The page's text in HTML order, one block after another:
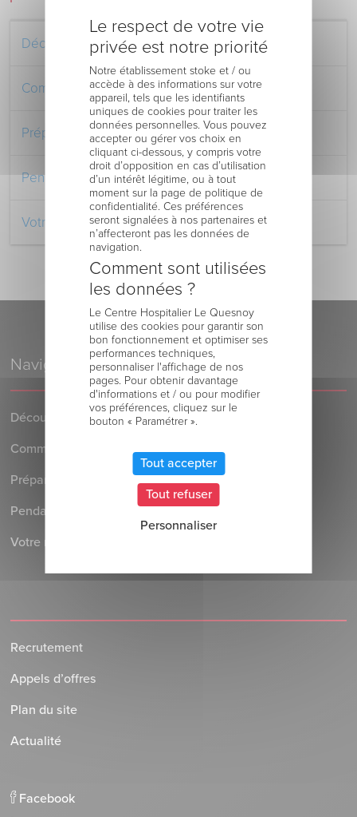
Découvrez le Centre Hospitalier
Comment venir au Centre Hospitalier
Préparer votre séjour à l’Hôpital
Pendant votre séjour à l’Hôpital
Votre retour au domicile
Navigation
Découvrez le Centre Hospitalier
Comment venir au Centre Hospitalier
Préparer votre séjour à l’Hôpital
Pendant votre séjour à l’Hôpital
Votre retour au domicile
Recrutement
Appels d’offres
Plan du site
Actualité
Facebook
Le respect de votre vie
privée est notre priorité
Notre établissement stoke et / ou
accède à des informations sur votre
appareil, tels que les identifiants
uniques de cookies pour traiter les
données personnelles. Vous pouvez
accepter ou gérer vos choix en
cliquant ci-dessous, y compris votre
droit d’opposition en cas d’utilisation
d’un intérêt légitime, ou à tout
moment sur la page de politique de
confidentialité. Ces préférences
seront signalées à nos partenaires et
n’affecteront pas les données de
navigation.
Comment sont utilisées
les données ?
Le Centre Hospitalier Le Quesnoy
utilise des cookies pour garantir son
bon fonctionnement et optimiser ses
performances techniques,
personnaliser l'affichage de nos
pages. Pour obtenir davantage
d'informations et / ou pour modifier
vos préférences, cliquez sur le
bouton « Paramétrer ».
Tout accepter
Tout refuser
Personnaliser